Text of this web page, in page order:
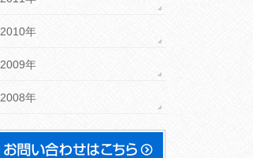
2010年
2009年
2008年